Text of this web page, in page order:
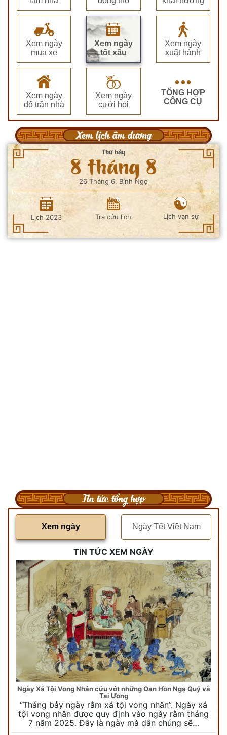
Xem ngày
mua xe
Xem ngày
tốt xấu
Xem ngày
xuất hành
Xem ngày
đổ trần nhà
Xem ngày
cưới hỏi
TỔNG HỢP
CÔNG CỤ
Xem lịch âm dương
Thứ bảy
8 tháng 8
26 Tháng 6, Bính Ngọ
Lịch 2023 Tra cứu lịch Lịch vạn sự
Tin tức tổng hợp
Xem ngày Ngày Tết Việt Nam
TIN TỨC XEM NGÀY
Ngày Xá Tội Vong Nhân cứu vớt những Oan Hồn Ngạ Quỷ và
Tai Ương
“Tháng bảy ngày rằm xá tội vong nhân”. Ngày xá
tội vong nhân được quy định vào ngày rằm tháng
7 năm 2025. Đây là ngày mà dân chúng sẽ…